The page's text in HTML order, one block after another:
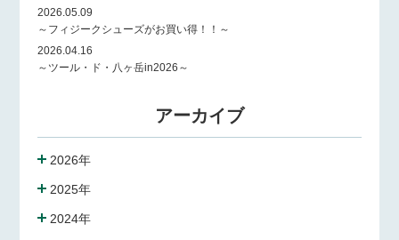
2026.05.09
～フィジークシューズがお買い得！！～
2026.04.16
～ツール・ド・八ヶ岳in2026～
アーカイブ
2026年
2025年
2024年